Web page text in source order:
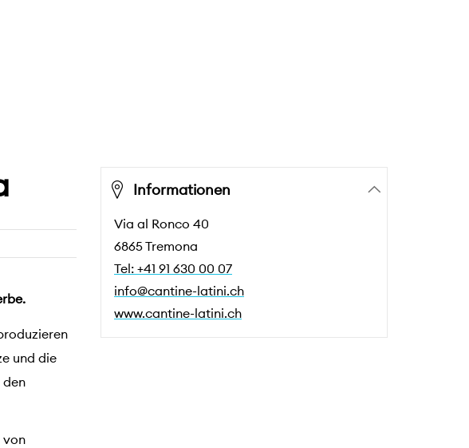
Informationen
Via al Ronco 40
6865 Tremona
Tel: +41 91 630 00 07
info@cantine-latini.ch
www.cantine-latini.ch
und die
den
von